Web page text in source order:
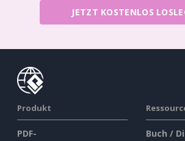
JETZT KOSTENLOS
Produkt
PDF-
Buch /